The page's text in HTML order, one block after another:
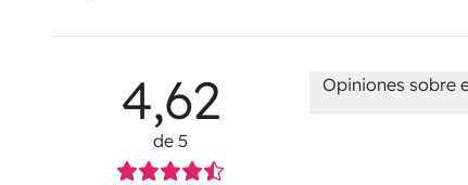
4,62
de 5
Opiniones sobre